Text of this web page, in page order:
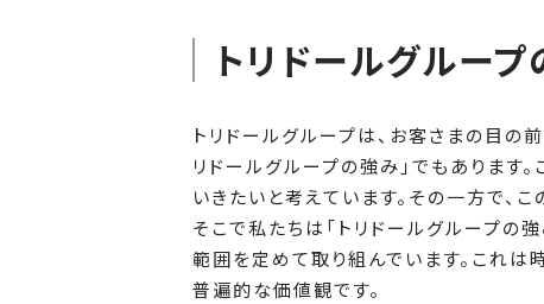
トリドールグルー
トリドールグループは、お客さまの目の
リドールグループの強み」でもあります。
いきたいと考えています。その一方で、
そこで私たちは「トリドールグループの
範囲を定めて取り組んでいます。これは
普遍的な価値観です。